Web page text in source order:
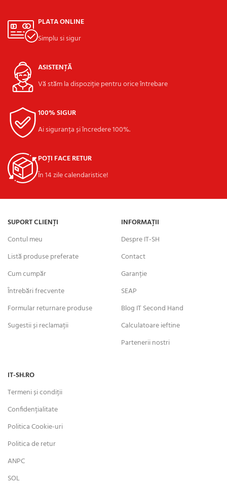
PLATA ONLINE
Simplu si sigur
ASISTENȚĂ
Vă stăm la dispoziție pentru orice întrebare
100% SIGUR
Ai siguranța și încredere 100%.
POȚI FACE RETUR
În 14 zile calendaristice!
SUPORT CLIENȚI
Contul meu
Listă produse preferate
Cum cumpăr
Întrebări frecvente
Formular returnare produse
Sugestii și reclamații
INFORMAȚII
Despre IT-SH
Contact
Garanție
SEAP
Blog IT Second Hand
Calculatoare ieftine
Partenerii nostri
IT-SH.RO
Termeni și condiții
Confidențialitate
Politica Cookie-uri
Politica de retur
ANPC
SOL